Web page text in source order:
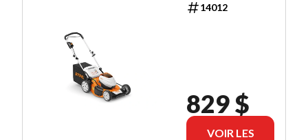
14012
829 $
VOIR LES